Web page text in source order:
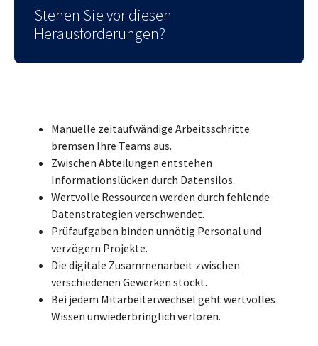
Stehen Sie vor diesen
Herausforderungen?
Manuelle zeitaufwändige Arbeitsschritte
bremsen Ihre Teams aus.
Zwischen Abteilungen entstehen
Informationslücken durch Datensilos.
Wertvolle Ressourcen werden durch fehlende
Datenstrategien verschwendet.
Prüfaufgaben binden unnötig Personal und
verzögern Projekte.
Die digitale Zusammenarbeit zwischen
verschiedenen Gewerken stockt.
Bei jedem Mitarbeiterwechsel geht wertvolles
Wissen unwiederbringlich verloren.